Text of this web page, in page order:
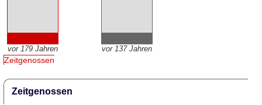
vor 179 Jahren vor 137 Jahren
Zeitgenossen
Zeitgenossen